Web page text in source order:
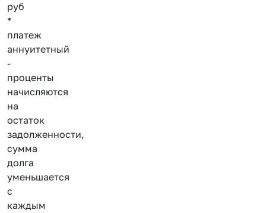
руб
*
платеж
аннуитетный
-
проценты
начисляются
на
остаток
задолженности,
сумма
долга
уменьшается
с
каждым